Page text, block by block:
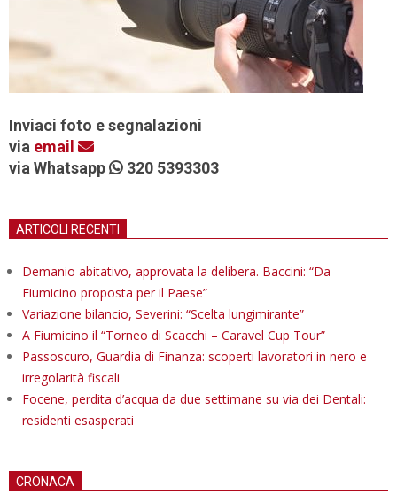
Inviaci foto e segnalazioni
via email
via Whatsapp
320 5393303
ARTICOLI RECENTI
Demanio abitativo, approvata la delibera. Baccini: “Da
Fiumicino proposta per il Paese”
Variazione bilancio, Severini: “Scelta lungimirante”
A Fiumicino il “Torneo di Scacchi – Caravel Cup Tour”
Passoscuro, Guardia di Finanza: scoperti lavoratori in nero e
irregolarità fiscali
Focene, perdita d’acqua da due settimane su via dei Dentali:
residenti esasperati
CRONACA